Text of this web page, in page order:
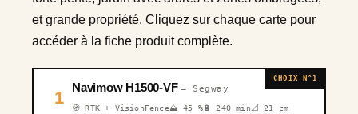
et grande propriété. Cliquez sur chaque carte pour
accéder à la fiche produit complète.
CHOIX N°1
1
Navimow H1500-VF— Segway
🧭 RTK + VisionFence⛰️ 45 %🔋 240 min📐 21 cm